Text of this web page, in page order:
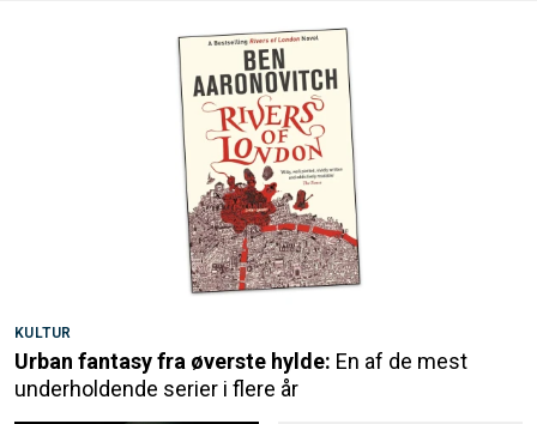
KULTUR
Urban fantasy fra øverste hylde: En af de mest
underholdende serier i flere år